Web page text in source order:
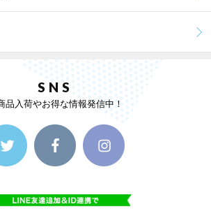
SNS
品入荷やお得な情報発信中！